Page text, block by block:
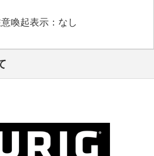
喚起表示：なし
）
けて保存